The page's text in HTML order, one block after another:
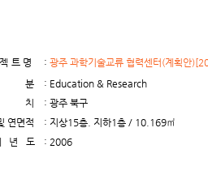
트명 : 광주 과학기술교류 협력센터(계획안
분
: Education & Research
치
: 광주 북구
연면적
: 지상15층. 지하1층 / 10.169㎡
년도
: 2006